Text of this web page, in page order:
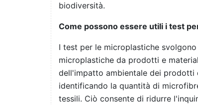
biodiversità.
Come possono essere utili i test
I test per le microplastiche
microplastiche da prodotti e
dell'impatto ambientale dei prodotti
identificando la quantità di
tessili. Ciò consente di ridurre